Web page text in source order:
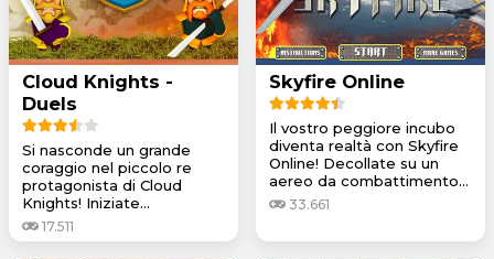
Cloud Knights -
Duels
Si nasconde un grande
coraggio nel piccolo re
protagonista di Cloud
Knights! Iniziate...
17.511
Skyfire Online
Il vostro peggiore incubo
diventa realtà con Skyfire
Online! Decollate su un
aereo da combattimento...
33.661